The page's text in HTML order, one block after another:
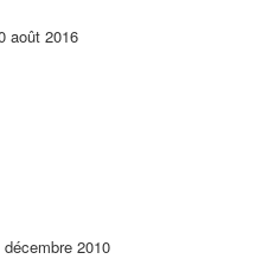
août 2016
décembre 2010